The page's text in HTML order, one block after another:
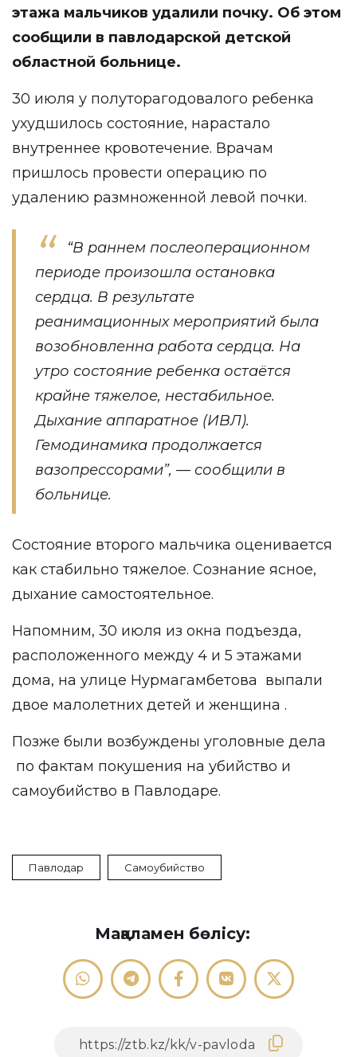
этажа мальчиков удалили почку. Об этом
сообщили в павлодарской детской
областной больнице.
30 июля у полуторагодовалого ребенка
ухудшилось состояние, нарастало
внутреннее кровотечение. Врачам
пришлось провести операцию по
удалению размноженной левой почки.
“В раннем послеоперационном
периоде произошла остановка
сердца. В результате
реанимационных мероприятий была
возобновленна работа сердца. На
утро состояние ребенка остаётся
крайне тяжелое, нестабильное.
Дыхание аппаратное (ИВЛ).
Гемодинамика продолжается
вазопрессорами”, — сообщили в
больнице.
Состояние второго мальчика оценивается
как стабильно тяжелое. Сознание ясное,
дыхание самостоятельное.
Напомним, 30 июля из окна подъезда,
расположенного между 4 и 5 этажами
дома, на улице Нурмагамбетова выпали
двое малолетних детей и женщина .
Позже были возбуждены уголовные дела
по фактам покушения на убийство и
самоубийство в Павлодаре.
Павлодар Самоубийство
Мақаламен бөлісу: